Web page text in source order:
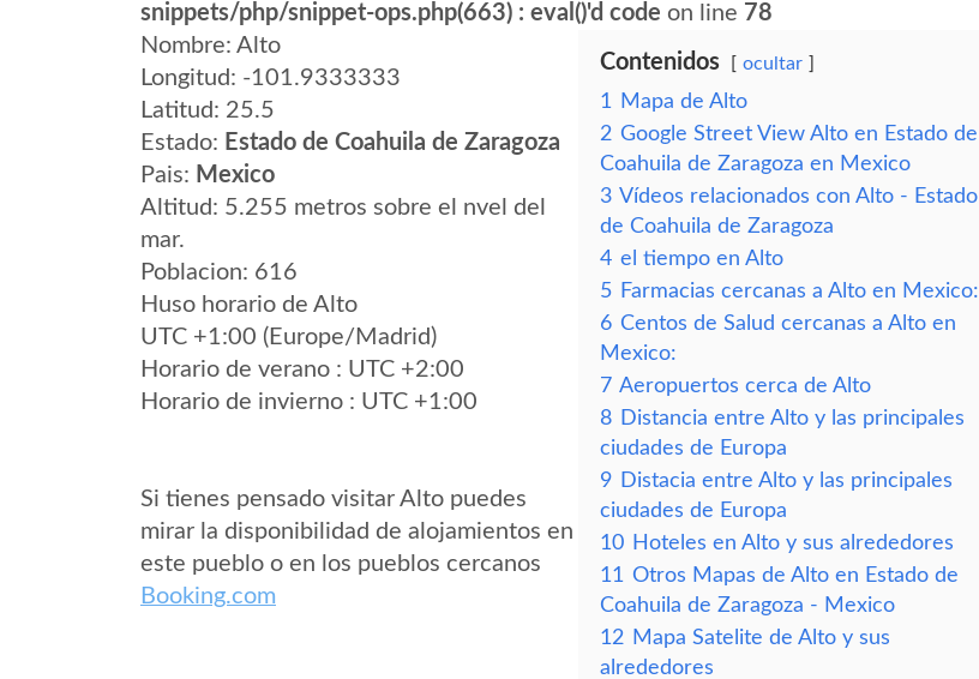
snippets/php/snippet-ops.php(663) : eval()'d code on line 78
Nombre: Alto
Longitud: -101.9333333
Latitud: 25.5
Estado: Estado de Coahuila de Zaragoza
Pais: Mexico
Altitud: 5.255 metros sobre el nvel del
mar.
Poblacion: 616
Huso horario de Alto
UTC +1:00 (Europe/Madrid)
Horario de verano : UTC +2:00
Horario de invierno : UTC +1:00
Si tienes pensado visitar Alto puedes
mirar la disponibilidad de alojamientos en
este pueblo o en los pueblos cercanos
Booking.com
Contenidos ocultar
1
Mapa de Alto
2 Google Street View Alto en Estado de
Coahuila de Zaragoza en Mexico
3 Vídeos relacionados con Alto - Estado
de Coahuila de Zaragoza
4 el tiempo en Alto
5 Farmacias cercanas a Alto en Mexico:
6 Centos de Salud cercanas a Alto en
Mexico:
7 Aeropuertos cerca de Alto
8 Distancia entre Alto y las principales
ciudades de Europa
9 Distacia entre Alto y las principales
ciudades de Europa
10 Hoteles en Alto y sus alrededores
11 Otros Mapas de Alto en Estado de
Coahuila de Zaragoza - Mexico
12 Mapa Satelite de Alto y sus
alrededores